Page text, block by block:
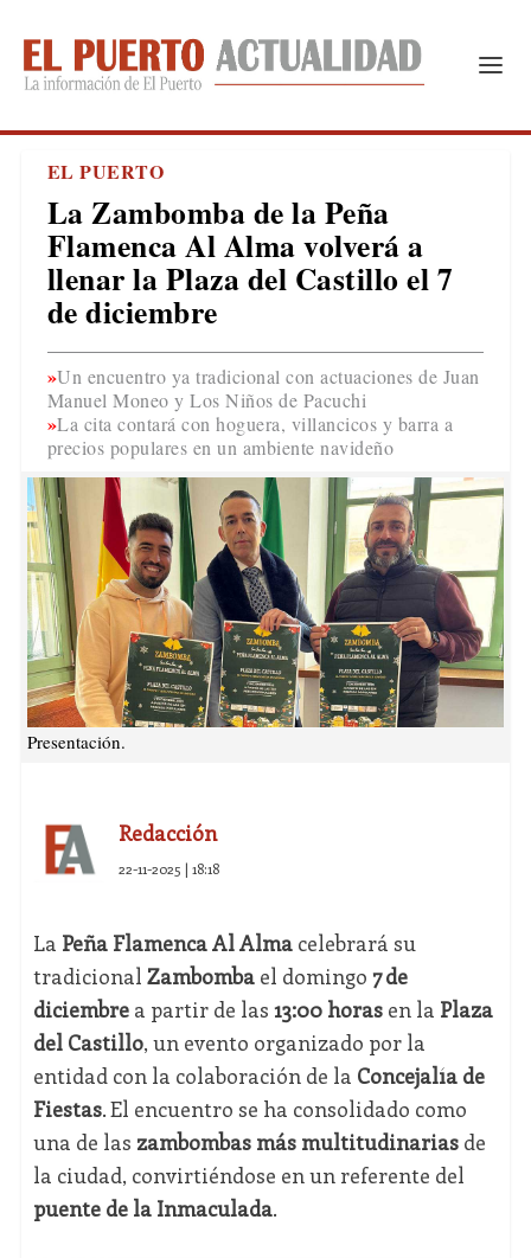
EL PUERTO
La Zambomba de la Peña
Flamenca Al Alma volverá a
llenar la Plaza del Castillo el 7
de diciembre
Un encuentro ya tradicional con actuaciones de Juan
Manuel Moneo y Los Niños de Pacuchi
La cita contará con hoguera, villancicos y barra a
precios populares en un ambiente navideño
Presentación.
Redacción
22-11-2025 | 18:18
La Peña Flamenca Al Almacelebrará su
tradicional Zambombael domingo 7 de
diciembrea partir de las 13:00 horasen la Plaza
del Castillo, un evento organizado por la
entidad con la colaboración de la Concejalía de
Fiestas. El encuentro se ha consolidado como
una de las zambombas más multitudinariasde
la ciudad, convirtiéndose en un referente del
puente de la Inmaculada.